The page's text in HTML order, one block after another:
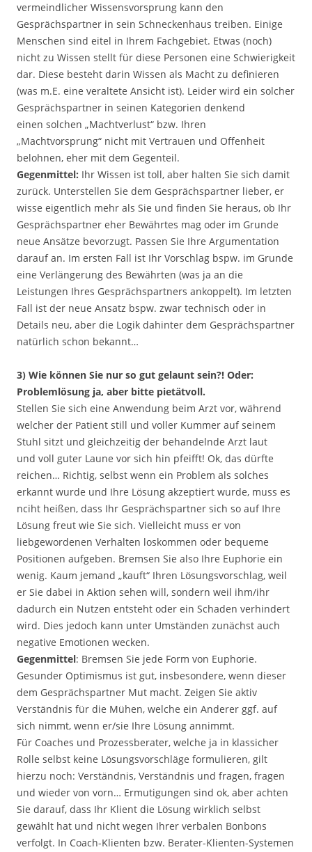
vermeindlicher Wissensvorsprung kann den
Gesprächspartner in sein Schneckenhaus treiben. Einige
Menschen sind eitel in Ihrem Fachgebiet. Etwas (noch)
nicht zu Wissen stellt für diese Personen eine Schwierigkeit
dar. Diese besteht darin Wissen als Macht zu definieren
(was m.E. eine veraltete Ansicht ist). Leider wird ein solcher
Gesprächspartner in seinen Kategorien denkend
einen solchen „Machtverlust“ bzw. Ihren
„Machtvorsprung“ nicht mit Vertrauen und Offenheit
belohnen, eher mit dem Gegenteil.
Gegenmittel: Ihr Wissen ist toll, aber halten Sie sich damit
zurück. Unterstellen Sie dem Gesprächspartner lieber, er
wisse eigentlich mehr als Sie und finden Sie heraus, ob Ihr
Gesprächspartner eher Bewährtes mag oder im Grunde
neue Ansätze bevorzugt. Passen Sie Ihre Argumentation
darauf an. Im ersten Fall ist Ihr Vorschlag bspw. im Grunde
eine Verlängerung des Bewährten (was ja an die
Leistungen Ihres Gesprächspartners ankoppelt). Im letzten
Fall ist der neue Ansatz bspw. zwar technisch oder in
Details neu, aber die Logik dahinter dem Gesprächspartner
natürlich schon bekannt…
3) Wie können Sie nur so gut gelaunt sein?! Oder:
Problemlösung ja, aber bitte pietätvoll.
Stellen Sie sich eine Anwendung beim Arzt vor, während
welcher der Patient still und voller Kummer auf seinem
Stuhl sitzt und gleichzeitig der behandelnde Arzt laut
und voll guter Laune vor sich hin pfeifft! Ok, das dürfte
reichen… Richtig, selbst wenn ein Problem als solches
erkannt wurde und Ihre Lösung akzeptiert wurde, muss es
nciht heißen, dass Ihr Gesprächspartner sich so auf Ihre
Lösung freut wie Sie sich. Vielleicht muss er von
liebgewordenen Verhalten loskommen oder bequeme
Positionen aufgeben. Bremsen Sie also Ihre Euphorie ein
wenig. Kaum jemand „kauft“ Ihren Lösungsvorschlag, weil
er Sie dabei in Aktion sehen will, sondern weil ihm/ihr
dadurch ein Nutzen entsteht oder ein Schaden verhindert
wird. Dies jedoch kann unter Umständen zunächst auch
negative Emotionen wecken.
Gegenmittel: Bremsen Sie jede Form von Euphorie.
Gesunder Optimismus ist gut, insbesondere, wenn dieser
dem Gesprächspartner Mut macht. Zeigen Sie aktiv
Verständnis für die Mühen, welche ein Anderer ggf. auf
sich nimmt, wenn er/sie Ihre Lösung annimmt.
Für Coaches und Prozessberater, welche ja in klassicher
Rolle selbst keine Lösungsvorschläge formulieren, gilt
hierzu noch: Verständnis, Verständnis und fragen, fragen
und wieder von vorn… Ermutigungen sind ok, aber achten
Sie darauf, dass Ihr Klient die Lösung wirklich selbst
gewählt hat und nicht wegen Ihrer verbalen Bonbons
verfolgt. In Coach-Klienten bzw. Berater-Klienten-Systemen